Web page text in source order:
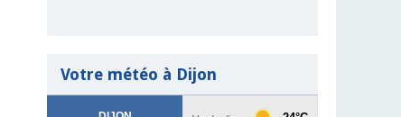
Votre météo à Dijon